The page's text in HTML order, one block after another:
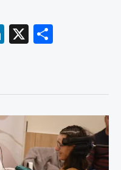
Li
nk
dI
n
X
p
ar
tir